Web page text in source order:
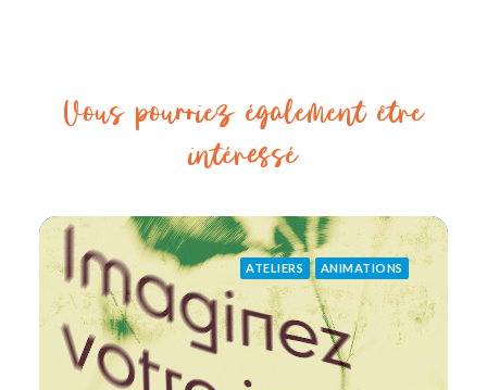
Vous pourriez également être
intéressé
ATELIERS ANIMATIONS